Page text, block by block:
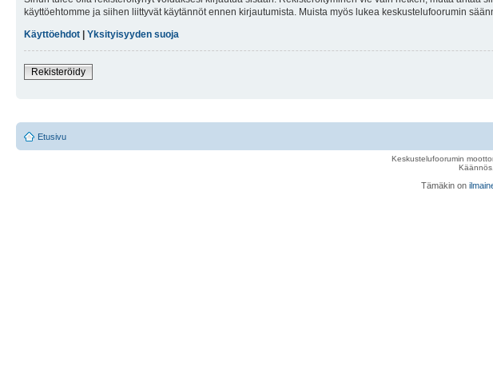
käyttöehtomme ja siihen liittyvät käytännöt ennen kirjautumista. Muista myös lukea keskustelufoorumin
Käyttöehdot
Yksityisyyden suoja
Rekisteröidy
Etusivu
Keskustelufoorumin
Tämäkin on